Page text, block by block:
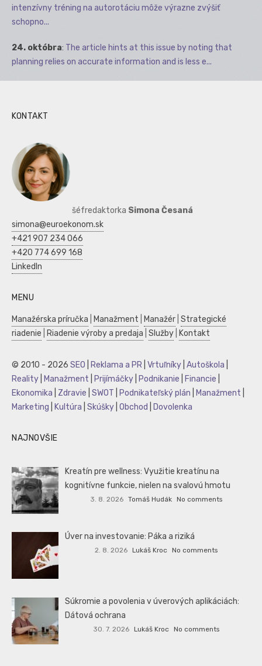
intenzívny tréning na autorotáciu môže výrazne zvýšiť
schopno...
24. októbra: The article hints at this issue by noting that
planning relies on accurate information and is less e...
KONTAKT
šéfredaktorka Simona Česaná
simona@euroekonom.sk
+421 907 234 066
+420 774 699 168
LinkedIn
MENU
Manažérska príručka Manažment Manažér Strategické
riadenie
Riadenie výroby a predaja Služby Kontakt
© 2010 - 2026 SEO Reklama a PR Vrtuľníky Autoškola
Reality
Manažment Prijímáčky Podnikanie Financie
Ekonomika
Zdravie SWOT Podnikateľský plán Manažment
Marketing
Kultúra Skúšky Obchod Dovolenka
NAJNOVŠIE
Kreatín pre wellness: Využitie kreatínu na
kognitívne funkcie, nielen na svalovú hmotu
3. 8. 2026 Tomáš Hudák No comments
Úver na investovanie: Páka a riziká
2. 8. 2026 Lukáš Kroc No comments
Súkromie a povolenia v úverových aplikáciách:
Dátová ochrana
30. 7. 2026 Lukáš Kroc No comments